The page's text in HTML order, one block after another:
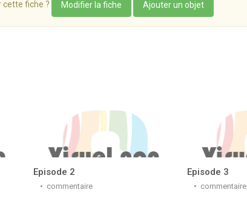
cette fiche ? Modifier la fiche Ajouter un objet
Episode 2
commentaire
Episode 3
commentaire